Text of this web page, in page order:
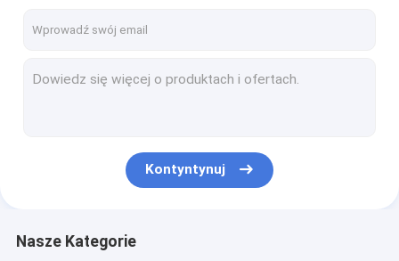
Kontyntynuj
Nasze Kategorie